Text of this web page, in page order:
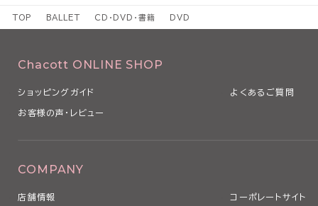
TOP BALLET CD・DVD・書籍 DVD
Chacott ONLINE SHOP
ショッピングガイド よくあるご質問
お客様の声・レビュー
COMPANY
店舗情報 コーポレートサイト